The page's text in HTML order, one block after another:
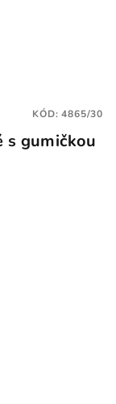
s gumičkou
KÓD:4865/30